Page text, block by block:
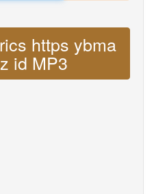
https ybma
id MP3